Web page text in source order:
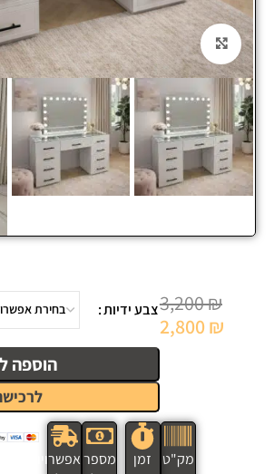
Click to enlarge
3,200₪
2,800₪
צבע ידיות
הוספה
מק"ט
זמן
מספראפשרויות